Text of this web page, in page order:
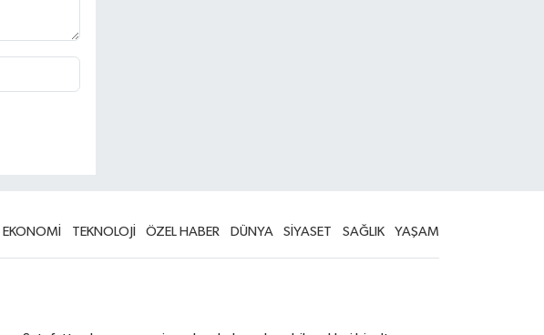
EKONOMİ TEKNOLOJİ ÖZEL HABER DÜNYA SİYASET SAĞLIK YAŞAM